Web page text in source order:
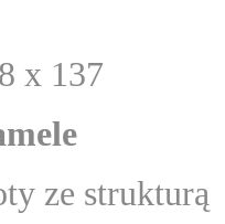
x 137
ze strukturą